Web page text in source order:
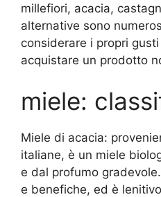
millefiori, acacia,
alternative sono
considerare i propri
acquistare un prodotto
miele:
Miele di acacia:
italiane, è un miele
e dal profumo
e benefiche, ed è